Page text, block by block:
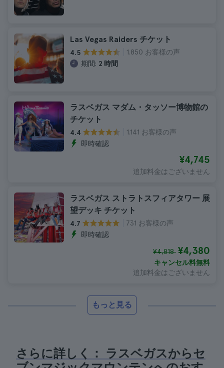
Las Vegas Raiders チケット
4.5
1.850 お客様の声
期間: 2 時間
ラスベガス マダム・タッソー博物館の
チケット
4.4
1.141 お客様の声
即時確認
¥4,745
追加料金はございません
ラスベガス ストラトスフィアタワー 展
望デッキ チケット
4.7
731 お客様の声
即時確認
¥4,818 ¥4,380
キャンセル料無料
追加料金はございません
もっと見る
さらに詳しく： ラスベガスからセ